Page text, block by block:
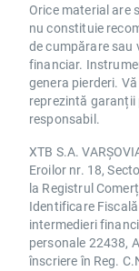
Orice material are
nu constituie
de cumpărare sau
financiar.
genera pierderi.
reprezintă
responsabil.
XTB S.A.
Eroilor nr. 18,
la Registrul
Identificare
intermedieri
personale 22438,
înscriere în Reg.